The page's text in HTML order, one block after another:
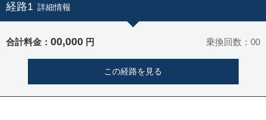
経路1 詳細情報
合計料金： 00,000 円 乗換回数：00
この経路を見る